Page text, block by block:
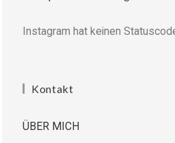
Instagram hat keinen
Kontakt
ÜBER MICH